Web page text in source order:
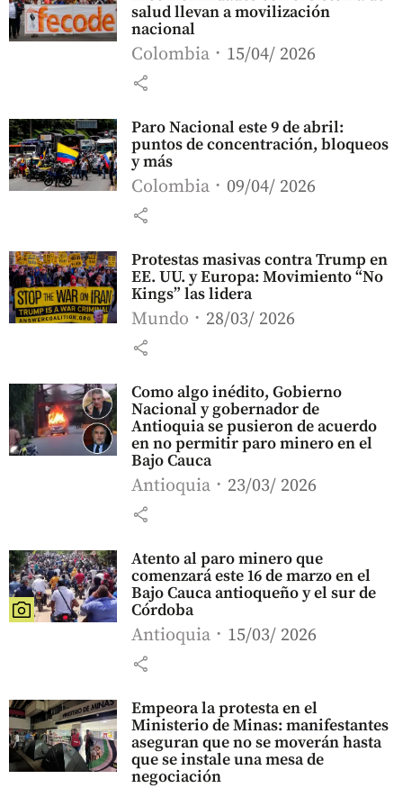
salud llevan a movilización
nacional
Colombia 15/04/ 2026
share
Paro Nacional este 9 de abril:
puntos de concentración, bloqueos
y más
Colombia 09/04/ 2026
share
Protestas masivas contra Trump en
EE. UU. y Europa: Movimiento “No
Kings” las lidera
Mundo 28/03/ 2026
share
Como algo inédito, Gobierno
Nacional y gobernador de
Antioquia se pusieron de acuerdo
en no permitir paro minero en el
Bajo Cauca
Antioquia 23/03/ 2026
share
Atento al paro minero que
comenzará este 16 de marzo en el
Bajo Cauca antioqueño y el sur de
Córdoba
Antioquia 15/03/ 2026
share
Empeora la protesta en el
Ministerio de Minas: manifestantes
aseguran que no se moverán hasta
que se instale una mesa de
negociación